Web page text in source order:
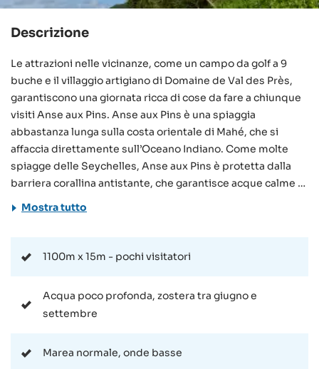
Descrizione
Le attrazioni nelle vicinanze, come un campo da golf a 9
buche e il villaggio artigiano di Domaine de Val des Près,
garantiscono una giornata ricca di cose da fare a chiunque
visiti Anse aux Pins. Anse aux Pins è una spiaggia
abbastanza lunga sulla costa orientale di Mahé, che si
affaccia direttamente sull’Oceano Indiano. Come molte
spiagge delle Seychelles, Anse aux Pins è protetta dalla
barriera corallina antistante, che garantisce acque calme e
poco profonde lungo tutto il tratto costiero. L’acqua è così
corallina. La spiaggia è facilmente raggiungibile in pullman,
spiaggia è vicina a numerosi negozi, ristoranti e alcune
sistemazioni, perciò gli ospiti di queste strutture possono
spiaggia non offre di per sé molte attività, lo fanno in
Mostra tutto
1100m x 15m - pochi visitatori
Acqua poco profonda, zostera tra giugno e
settembre
Marea normale, onde basse